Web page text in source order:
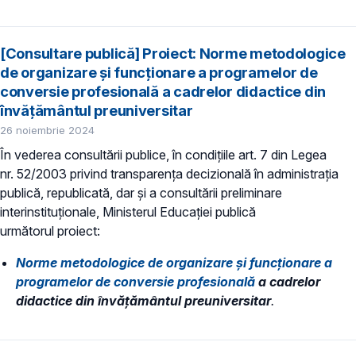
[Consultare publică] Proiect: Norme metodologice
de organizare şi funcționare a programelor de
conversie profesională a cadrelor didactice din
învățământul preuniversitar
26 noiembrie 2024
În vederea consultării publice, în condiţiile art. 7 din Legea
nr. 52/2003 privind transparenţa decizională în administraţia
publică, republicată, dar și a consultării preliminare
interinstituționale, Ministerul Educaţiei publică
următorul proiect:
Norme metodologice de organizare şi funcționare a
programelor de conversie profesională a cadrelor
didactice din învățământul preuniversitar.